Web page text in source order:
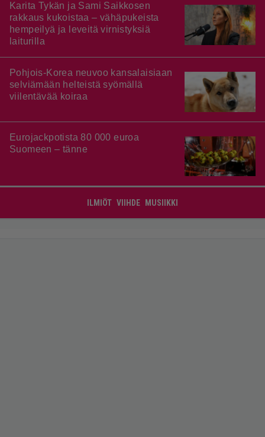
Karita Tykän ja Sami Saikkosen
rakkaus kukoistaa – vähäpukeista
hempeilyä ja leveitä virnistyksiä
laiturilla
Pohjois-Korea neuvoo kansalaisiaan
selviämään helteistä syömällä
viilentävää koiraa
Eurojackpotista 80 000 euroa
Suomeen – tänne
ILMIÖT VIIHDE MUSIIKKI